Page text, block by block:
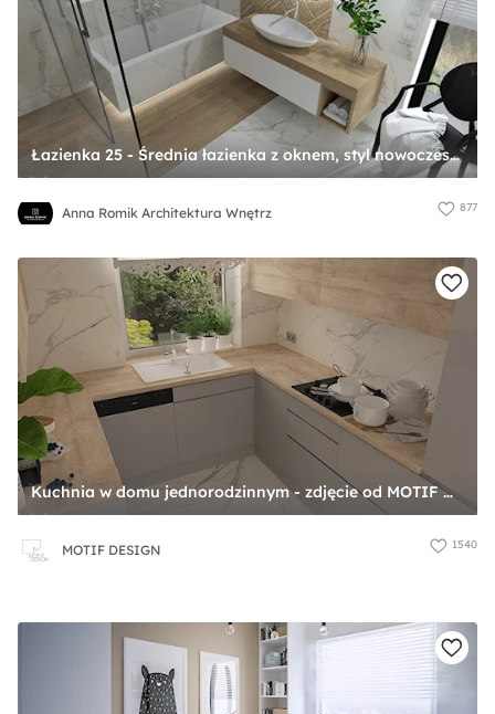
Łazienka 25 - Średnia łazienka z oknem, styl nowoczesny - zdjęcie od Anna Romik Architektura Wnętrz
Anna Romik Architektura Wnętrz 877
Kuchnia w domu jednorodzinnym - zdjęcie od MOTIF DESIGN
MOTIF DESIGN 1540